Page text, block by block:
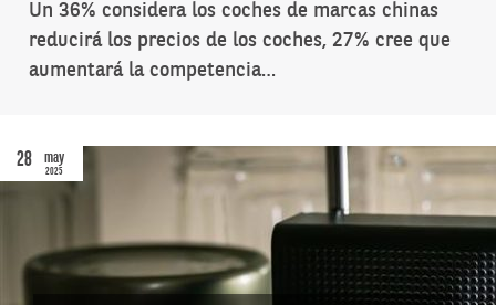
Un 36% considera los coches de marcas chinas
reducirá los precios de los coches, 27% cree que
aumentará la competencia…
28 may
2025